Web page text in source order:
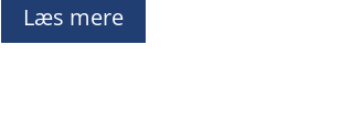
Læs mere